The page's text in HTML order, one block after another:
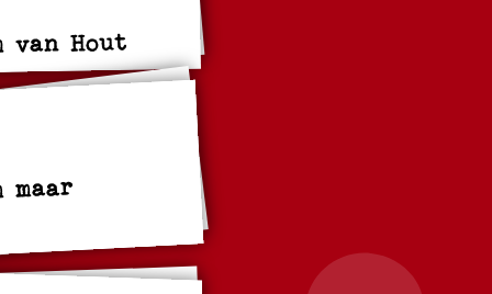
van Hout